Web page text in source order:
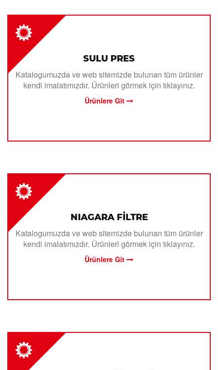
SULU PRES
Katalogumuzda ve web sitemizde bulunan tüm ürünler
kendi imalatımızdır. Ürünleri görmek için tıklayınız.
Ürünlere Git
NIAGARA FİLTRE
Katalogumuzda ve web sitemizde bulunan tüm ürünler
kendi imalatımızdır. Ürünleri görmek için tıklayınız.
Ürünlere Git